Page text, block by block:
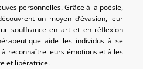
personnelles. Grâce à la poésie,
un moyen d’évasion, leur
souffrance en art et en réflexion
aide les individus à se
reconnaître leurs émotions et à les
et libératrice.